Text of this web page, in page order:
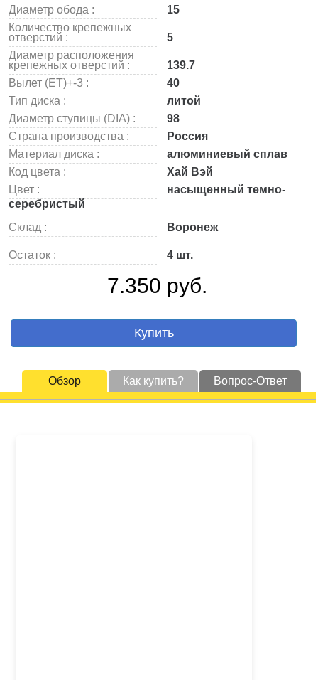
Диаметр обода :
15
Количество крепежных
отверстий :
5
Диаметр расположения
крепежных отверстий :
139.7
Вылет (ET)+-3 :
40
Тип диска :
литой
Диаметр ступицы (DIA) :
98
Страна производства :
Россия
Материал диска :
алюминиевый сплав
Код цвета :
Хай Вэй
Цвет :
насыщенный темно-
серебристый
Склад :
Воронеж
Остаток : 4 шт.
7.350 руб.
Купить
Обзор Как купить? Вопрос-Ответ